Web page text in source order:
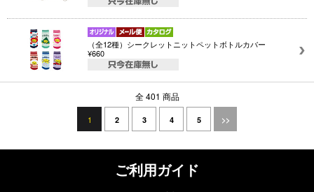
（全12種）シークレットニットペットボトルカバー
¥660
全 401 商品
1 2 3 4 5 >>
ご利用ガイド